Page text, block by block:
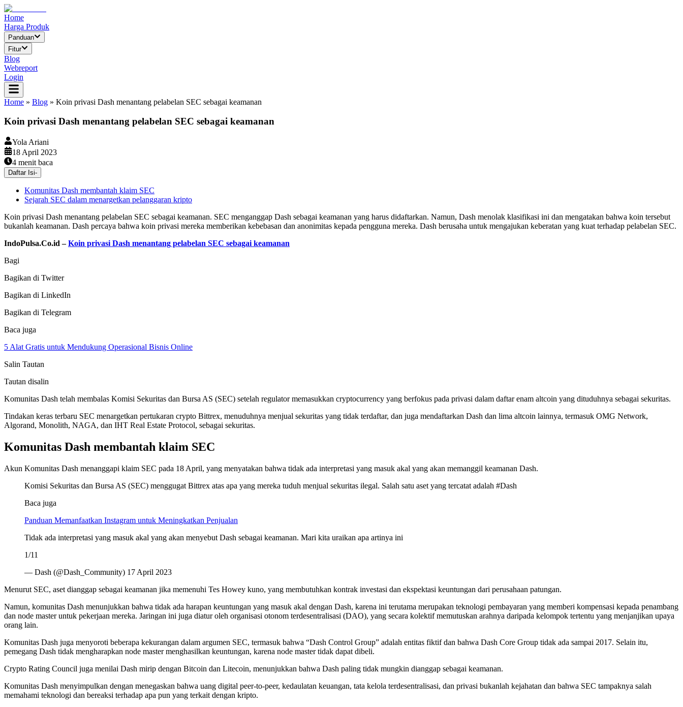
Home
Harga Produk
Panduan
Fitur
Blog
Webreport
Login
Home » Blog » Koin privasi Dash menantang pelabelan SEC sebagai keamanan
Koin privasi Dash menantang pelabelan SEC sebagai keamanan
Yola Ariani
18 April 2023
4 menit baca
Daftar Isi-
Komunitas Dash membantah klaim SEC
Sejarah SEC dalam menargetkan pelanggaran kripto
Koin privasi Dash menantang pelabelan SEC sebagai keamanan. SEC menganggap Dash sebagai keamanan yang harus didaftarkan. Namun, Dash menolak klasifikasi ini dan mengatakan bahwa koin tersebut
bukanlah keamanan. Dash percaya bahwa koin privasi mereka memberikan kebebasan dan anonimitas kepada pengguna mereka. Dash berusaha untuk mengajukan keberatan yang kuat terhadap pelabelan SEC.
IndoPulsa.Co.id –Koin privasi Dash menantang pelabelan SEC sebagai keamanan
Bagi
Bagikan di Twitter
Bagikan di LinkedIn
Bagikan di Telegram
Baca juga
5 Alat Gratis untuk Mendukung Operasional Bisnis Online
Salin Tautan
Tautan disalin
Komunitas Dash telah membalas Komisi Sekuritas dan Bursa AS (SEC) setelah regulator memasukkan cryptocurrency yang berfokus pada privasi dalam daftar enam altcoin yang dituduhnya sebagai sekuritas.
Tindakan keras terbaru SEC menargetkan pertukaran crypto Bittrex, menuduhnya menjual sekuritas yang tidak terdaftar, dan juga mendaftarkan Dash dan lima altcoin lainnya, termasuk OMG Network,
Algorand, Monolith, NAGA, dan IHT Real Estate Protocol, sebagai sekuritas.
Komunitas Dash membantah klaim SEC
Akun Komunitas Dash menanggapi klaim SEC pada 18 April, yang menyatakan bahwa tidak ada interpretasi yang masuk akal yang akan memanggil keamanan Dash.
Komisi Sekuritas dan Bursa AS (SEC) menggugat Bittrex atas apa yang mereka tuduh menjual sekuritas ilegal. Salah satu aset yang tercatat adalah #Dash
Baca juga
Panduan Memanfaatkan Instagram untuk Meningkatkan Penjualan
Tidak ada interpretasi yang masuk akal yang akan menyebut Dash sebagai keamanan. Mari kita uraikan apa artinya ini
1/11
— Dash (@Dash_Community) 17 April 2023
Menurut SEC, aset dianggap sebagai keamanan jika memenuhi Tes Howey kuno, yang membutuhkan kontrak investasi dan ekspektasi keuntungan dari perusahaan patungan.
Namun, komunitas Dash menunjukkan bahwa tidak ada harapan keuntungan yang masuk akal dengan Dash, karena ini terutama merupakan teknologi pembayaran yang memberi kompensasi kepada penambang
dan node master untuk pekerjaan mereka. Jaringan ini juga diatur oleh organisasi otonom terdesentralisasi (DAO), yang secara kolektif memutuskan arahnya daripada kelompok tertentu yang menjanjikan upaya
orang lain.
Komunitas Dash juga menyoroti beberapa kekurangan dalam argumen SEC, termasuk bahwa “Dash Control Group” adalah entitas fiktif dan bahwa Dash Core Group tidak ada sampai 2017. Selain itu,
pemegang Dash tidak mengharapkan node master menghasilkan keuntungan, karena node master tidak dapat dibeli.
Crypto Rating Council juga menilai Dash mirip dengan Bitcoin dan Litecoin, menunjukkan bahwa Dash paling tidak mungkin dianggap sebagai keamanan.
Komunitas Dash menyimpulkan dengan menegaskan bahwa uang digital peer-to-peer, kedaulatan keuangan, tata kelola terdesentralisasi, dan privasi bukanlah kejahatan dan bahwa SEC tampaknya salah
memahami teknologi dan bereaksi terhadap apa pun yang terkait dengan kripto.